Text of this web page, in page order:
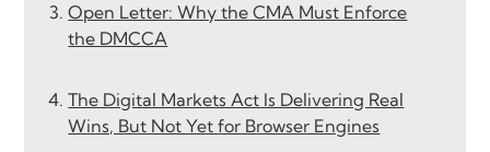
Open Letter: Why the CMA Must Enforce
the DMCCA
The Digital Markets Act Is Delivering Real
Wins, But Not Yet for Browser Engines